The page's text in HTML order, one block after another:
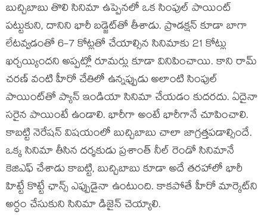
బుచ్చిబాబు తొలి సినిమా ఉప్పెనలో ఒక సింపుల్ పాయింట్
పట్టుకుని, దానిని భారీ బడ్జెట్‌తో తీశాడు. ప్రొడక్షన్ కూడా బాగా
లేటవ్వడంతో 6-7 కోట్లతో చేయాల్సిన సినిమాకు 21 కోట్లు
ఖర్చయ్యిందని అప్పట్లో రూమర్లు కూడా వినిపించాయి. కాని రామ్
చరణ్‌ వంటి హీరో చేతిలో ఉన్నప్పుడు అలాంటి సింపుల్
పాయింట్‌తో ప్యాన్ ఇండియా సినిమా చేయడం కుదరదు. ఏదైనా
సరైన పాయింటే ఉండాలి. భారీగా అంటే భారీగానే చూపించాలి.
కాబట్టి నెరేషన్ విషయంలో బుచ్చిబాబు చాలా జాగ్రత్తపడాల్సిందే.
ఒక్క సినిమా తీసిన దర్శకుడు ప్రశాంత్ నీల్ రెండో సినిమానే
కెజిఎఫ్‌ చేశాడు కాబట్టి, బుచ్చిబాబు కూడా అదే తరహాలో భారీ
హిట్టే కొట్టే ఛాన్స్ ఎప్పుడైనా ఉంటుంది. కాకపోతే హీరో మార్కెట్‌ని
అర్ధం చేసుకుని సినిమా డిజైన్ చెయ్యాలి.